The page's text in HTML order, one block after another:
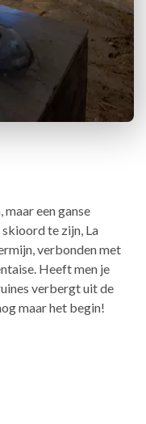
maar een ganse
te zijn, La
verbonden met
Heeft men je
verbergt uit de
maar het begin!